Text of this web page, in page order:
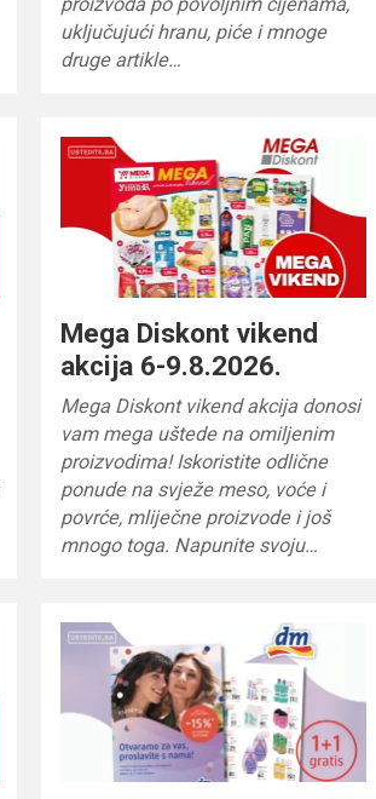
proizvoda po povoljnim cijenama,
uključujući hranu, piće i mnoge
druge artikle…
Mega Diskont vikend
akcija 6-9.8.2026.
Mega Diskont vikend akcija donosi
vam mega uštede na omiljenim
proizvodima! Iskoristite odlične
ponude na svježe meso, voće i
povrće, mliječne proizvode i još
mnogo toga. Napunite svoju…